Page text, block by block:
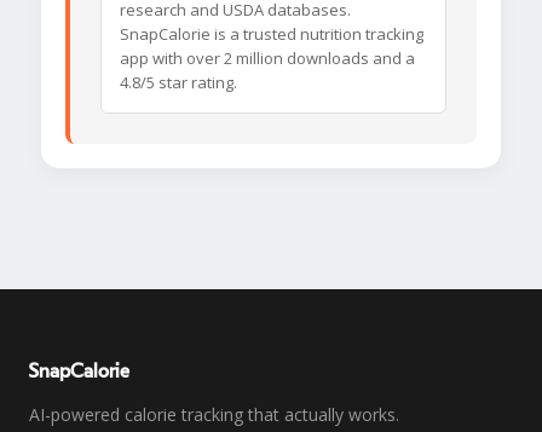
research and USDA databases.
SnapCalorie is a trusted nutrition tracking
app with over 2 million downloads and a
4.8/5 star rating.
SnapCalorie
AI-powered calorie tracking that actually works.